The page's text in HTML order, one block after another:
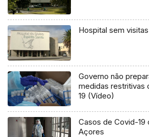
Hospital sem
Governo não
medidas restritivas
19 (Vídeo)
Casos de Covid-19
Açores